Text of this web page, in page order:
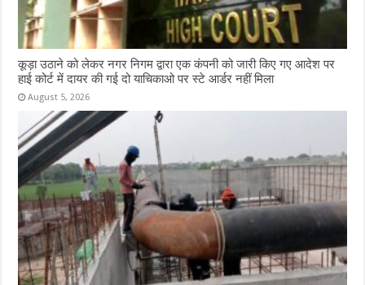
कूड़ा उठाने को लेकर नगर निगम द्वारा एक कंपनी को जारी किए गए आदेश पर
हाई कोर्ट में दायर की गई दो याचिकाओ पर स्टे आर्डर नहीं मिला
August 5, 2026